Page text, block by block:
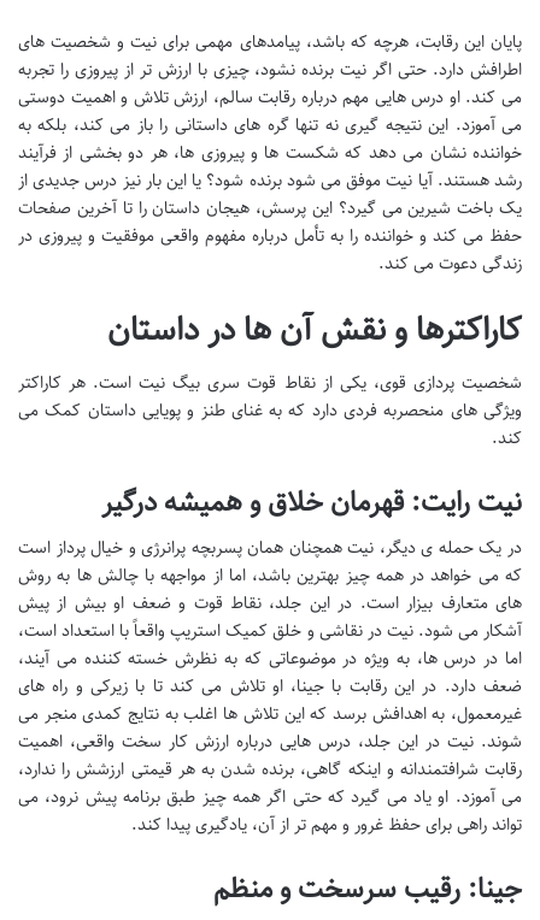
پایان این رقابت، هرچه که باشد، پیامدهای مهمی برای نیت و شخصیت های
اطرافش دارد. حتی اگر نیت برنده نشود، چیزی با ارزش تر از پیروزی را تجربه
می کند. او درس هایی مهم درباره رقابت سالم، ارزش تلاش و اهمیت دوستی
می آموزد. این نتیجه گیری نه تنها گره های داستانی را باز می کند، بلکه به
خواننده نشان می دهد که شکست ها و پیروزی ها، هر دو بخشی از فرآیند
رشد هستند. آیا نیت موفق می شود برنده شود؟ یا این بار نیز درس جدیدی از
یک باخت شیرین می گیرد؟ این پرسش، هیجان داستان را تا آخرین صفحات
حفظ می کند و خواننده را به تأمل درباره مفهوم واقعی موفقیت و پیروزی در
زندگی دعوت می کند.
کاراکترها و نقش آن ها در داستان
شخصیت پردازی قوی، یکی از نقاط قوت سری بیگ نیت است. هر کاراکتر
ویژگی های منحصربه فردی دارد که به غنای طنز و پویایی داستان کمک می
کند.
نیت رایت: قهرمان خلاق و همیشه درگیر
در یک حمله ی دیگر، نیت همچنان همان پسربچه پرانرژی و خیال پرداز است
که می خواهد در همه چیز بهترین باشد، اما از مواجهه با چالش ها به روش
های متعارف بیزار است. در این جلد، نقاط قوت و ضعف او بیش از پیش
آشکار می شود. نیت در نقاشی و خلق کمیک استریپ واقعاً با استعداد است،
اما در درس ها، به ویژه در موضوعاتی که به نظرش خسته کننده می آیند،
ضعف دارد. در این رقابت با جینا، او تلاش می کند تا با زیرکی و راه های
غیرمعمول، به اهدافش برسد که این تلاش ها اغلب به نتایج کمدی منجر می
شوند. نیت در این جلد، درس هایی درباره ارزش کار سخت واقعی، اهمیت
رقابت شرافتمندانه و اینکه گاهی، برنده شدن به هر قیمتی ارزشش را ندارد،
می آموزد. او یاد می گیرد که حتی اگر همه چیز طبق برنامه پیش نرود، می
تواند راهی برای حفظ غرور و مهم تر از آن، یادگیری پیدا کند.
جینا: رقیب سرسخت و منظم